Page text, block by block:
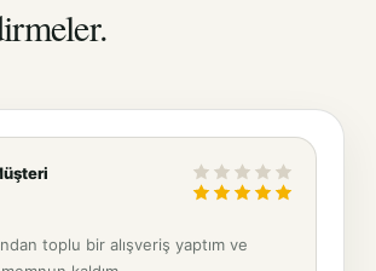
toplu bir alışveriş yaptım ve